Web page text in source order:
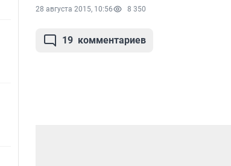
28 августа 2015, 10:56 8 350
19 комментариев